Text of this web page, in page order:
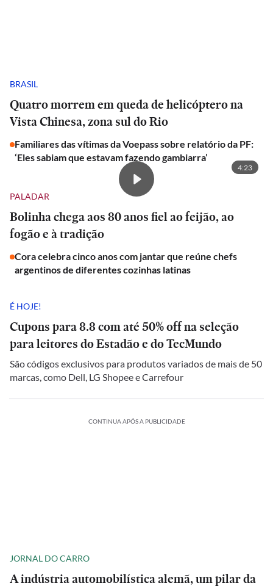
BRASIL
Quatro morrem em queda de helicóptero na
Vista Chinesa, zona sul do Rio
Familiares das vítimas da Voepass sobre relatório da PF:
‘Eles sabiam que estavam fazendo gambiarra’
4:23
PALADAR
Bolinha chega aos 80 anos fiel ao feijão, ao
fogão e à tradição
Cora celebra cinco anos com jantar que reúne chefs
argentinos de diferentes cozinhas latinas
É HOJE!
Cupons para 8.8 com até 50% off na seleção
para leitores do Estadão e do TecMundo
São códigos exclusivos para produtos variados de mais de 50
marcas, como Dell, LG Shopee e Carrefour
CONTINUA APÓS A PUBLICIDADE
JORNAL DO CARRO
A indústria automobilística alemã, um pilar da